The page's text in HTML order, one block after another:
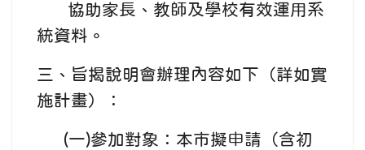
協助家長、教師及學校有效運用系
統資料。
三、旨揭說明會辦理內容如下（詳如實
施計畫）：
(一)參加對象：本市擬申請（含初